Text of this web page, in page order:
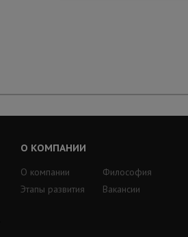
О КОМПАНИИ
О компании
Этапы развития
Философия
Вакансии